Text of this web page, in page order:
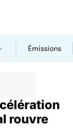
Émissions
rouvre